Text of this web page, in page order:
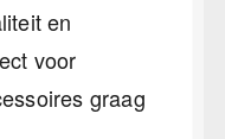
en
voor
graag